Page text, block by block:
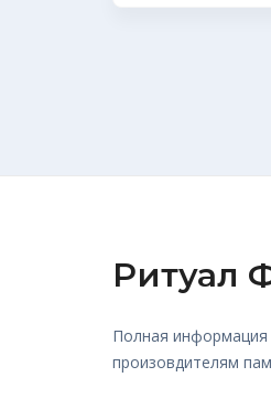
Ритуал
Полная информация
произовдителям